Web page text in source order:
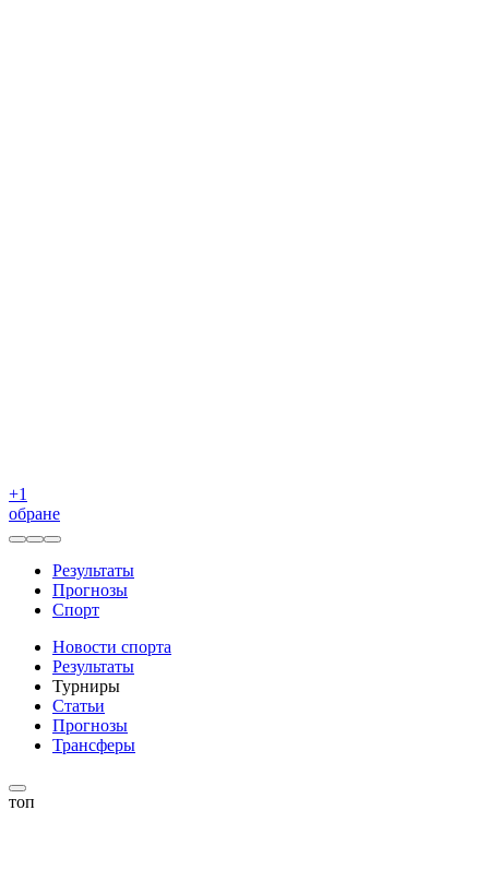
+1
обране
Результаты
Прогнозы
Спорт
Новости спорта
Результаты
Турниры
Статьи
Прогнозы
Трансферы
топ